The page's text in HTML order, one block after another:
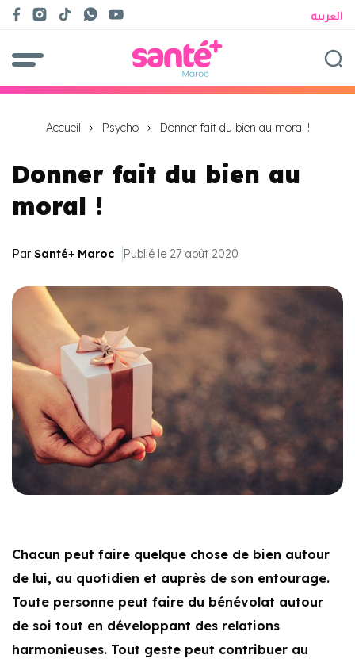
العربية
Accueil Psycho Donner fait du bien au moral !
Donner fait du bien au
moral !
Par Santé+ Maroc Publié le 27 août 2020
Chacun peut faire quelque chose de bien autour
de lui, au quotidien et auprès de son entourage.
Toute personne peut faire du bénévolat autour
de soi tout en développant des relations
harmonieuses. Tout geste peut contribuer au